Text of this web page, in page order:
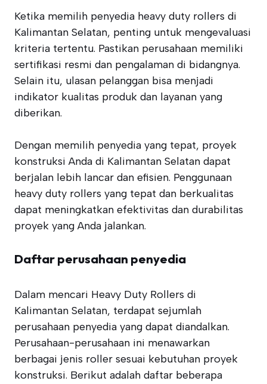
Ketika memilih penyedia heavy duty rollers di
Kalimantan Selatan, penting untuk mengevaluasi
kriteria tertentu. Pastikan perusahaan memiliki
sertifikasi resmi dan pengalaman di bidangnya.
Selain itu, ulasan pelanggan bisa menjadi
indikator kualitas produk dan layanan yang
diberikan.
Dengan memilih penyedia yang tepat, proyek
konstruksi Anda di Kalimantan Selatan dapat
berjalan lebih lancar dan efisien. Penggunaan
heavy duty rollers yang tepat dan berkualitas
dapat meningkatkan efektivitas dan durabilitas
proyek yang Anda jalankan.
Daftar perusahaan penyedia
Dalam mencari Heavy Duty Rollers di
Kalimantan Selatan, terdapat sejumlah
perusahaan penyedia yang dapat diandalkan.
Perusahaan-perusahaan ini menawarkan
berbagai jenis roller sesuai kebutuhan proyek
konstruksi. Berikut adalah daftar beberapa